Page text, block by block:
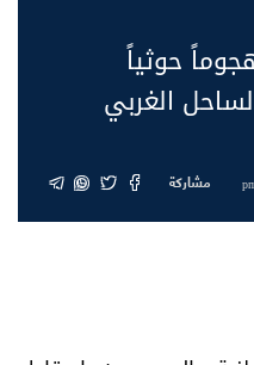
حوثياً
الغربي
مشاركة